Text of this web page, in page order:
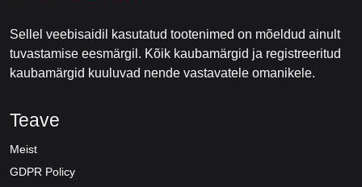
Sellel veebisaidil kasutatud tootenimed on mõeldud ainult
tuvastamise eesmärgil. Kõik kaubamärgid ja registreeritud
kaubamärgid kuuluvad nende vastavatele omanikele.
Teave
Meist
GDPR Policy